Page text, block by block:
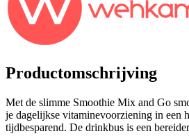
Productomschrijving
Met de slimme Smoothie Mix and Go
je dagelijkse vitaminevoorziening in een
tijdbesparend. De drinkbus is een